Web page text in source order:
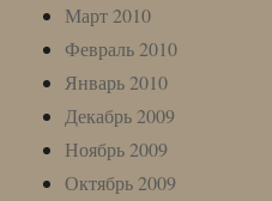
Март 2010
Февраль 2010
Январь 2010
Декабрь 2009
Ноябрь 2009
Октябрь 2009